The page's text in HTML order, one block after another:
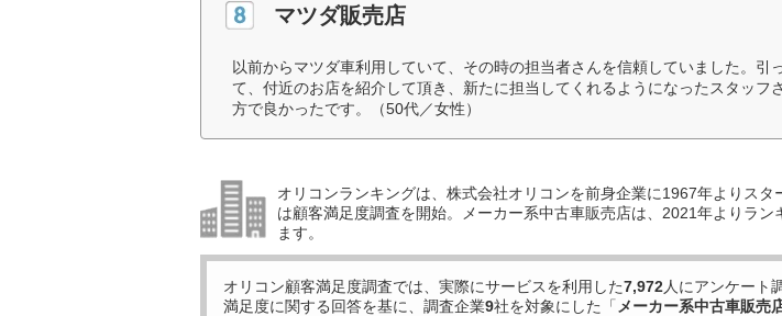
マツダ販売店
以前からマツダ車利用していて、その時の担当者さんを信頼していました。引
て、付近のお店を紹介して頂き、新たに担当してくれるようになったスタッフ
方で良かったです。（50代／女性）
オリコンランキングは、株式会社オリコンを前身企業に1967年よりスタ
は顧客満足度調査を開始。メーカー系中古車販売店は、2021年よりラン
ます。
オリコン顧客満足度調査では、実際にサービスを利用した7,972人にアンケート
満足度に関する回答を基に、調査企業9社を対象にした「 メーカー系中古車販売